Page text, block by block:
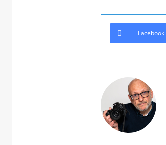
Facebook